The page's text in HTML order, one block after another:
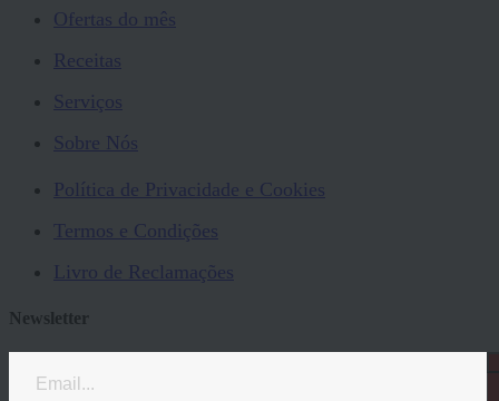
Ofertas do mês
Receitas
Serviços
Sobre Nós
Política de Privacidade e Cookies
Termos e Condições
Livro de Reclamações
Newsletter